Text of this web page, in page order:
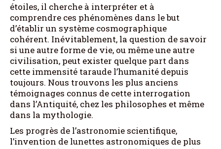
étoiles, il cherche à interpréter et à
comprendre ces phénomènes dans le but
d’établir un système cosmographique
cohérent. Inévitablement, la question de savoir
si une autre forme de vie, ou même une autre
civilisation, peut exister quelque part dans
cette immensité taraude l’humanité depuis
toujours. Nous trouvons les plus anciens
témoignages connus de cette interrogation
dans l’Antiquité, chez les philosophes et même
dans la mythologie.
Les progrès de l’astronomie scientifique,
l’invention de lunettes astronomiques de plus